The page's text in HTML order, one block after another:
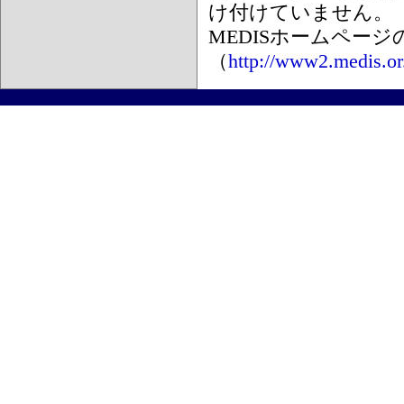
け付けていません。
MEDISホームページ
（http://